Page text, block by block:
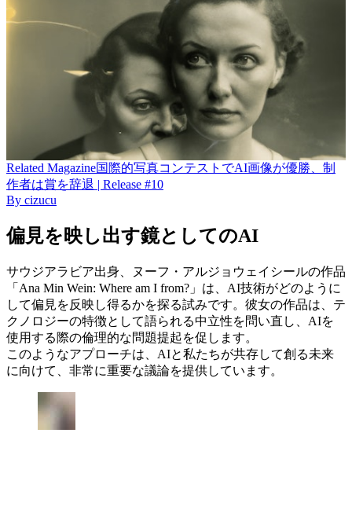
Related Magazine国際的写真コンテストでAI画像が優勝、制
作者は賞を辞退 | Release #10
By cizucu
偏見を映し出す鏡としてのAI
サウジアラビア出身、ヌーフ・アルジョウェイシールの作品
「Ana Min Wein: Where am I from?」は、AI技術がどのように
して偏見を反映し得るかを探る試みです。彼女の作品は、テ
クノロジーの特徴として語られる中立性を問い直し、AIを
使用する際の倫理的な問題提起を促します。
このようなアプローチは、AIと私たちが共存して創る未来
に向けて、非常に重要な議論を提供しています。